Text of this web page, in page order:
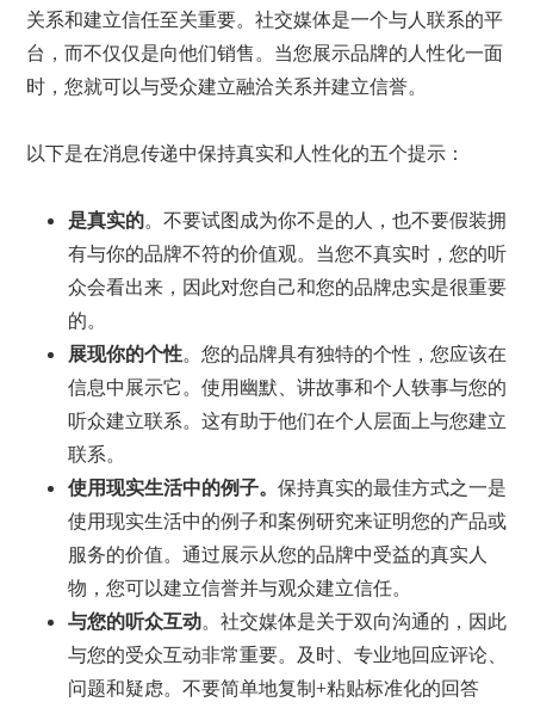
关系和建立信任至关重要。社交媒体是一个与人联系的平
台，而不仅仅是向他们销售。当您展示品牌的人性化一面
时，您就可以与受众建立融洽关系并建立信誉。
以下是在消息传递中保持真实和人性化的五个提示：
是真实的。不要试图成为你不是的人，也不要假装拥
有与你的品牌不符的价值观。当您不真实时，您的听
众会看出来，因此对您自己和您的品牌忠实是很重要
的。
展现你的个性。您的品牌具有独特的个性，您应该在
信息中展示它。使用幽默、讲故事和个人轶事与您的
听众建立联系。这有助于他们在个人层面上与您建立
联系。
使用现实生活中的例子。保持真实的最佳方式之一是
使用现实生活中的例子和案例研究来证明您的产品或
服务的价值。通过展示从您的品牌中受益的真实人
物，您可以建立信誉并与观众建立信任。
与您的听众互动。社交媒体是关于双向沟通的，因此
与您的受众互动非常重要。及时、专业地回应评论、
问题和疑虑。不要简单地复制+粘贴标准化的回答